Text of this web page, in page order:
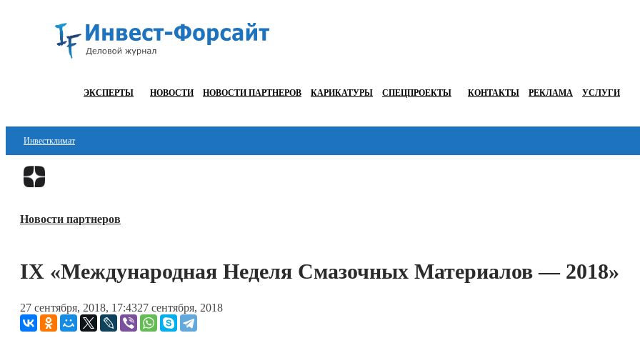
ЭКСПЕРТЫ НОВОСТИ НОВОСТИ ПАРТНЕРОВ КАРИКАТУРЫ СПЕЦПРОЕКТЫ КОНТАКТЫ РЕКЛАМА УСЛУГИ
Инвестклимат
Финансы
Блокчейн
ESG
Новости партнеров
IX «Международная Неделя Смазочных Материалов — 2018»
27 сентября, 2018, 17:4327 сентября, 2018